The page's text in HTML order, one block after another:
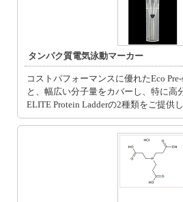
タンパク質電気泳動マーカー
コストパフォーマンスに優れたEco
と、幅広い分子量をカバーし、特に高
ELITE Protein Ladderの2種類をご提供